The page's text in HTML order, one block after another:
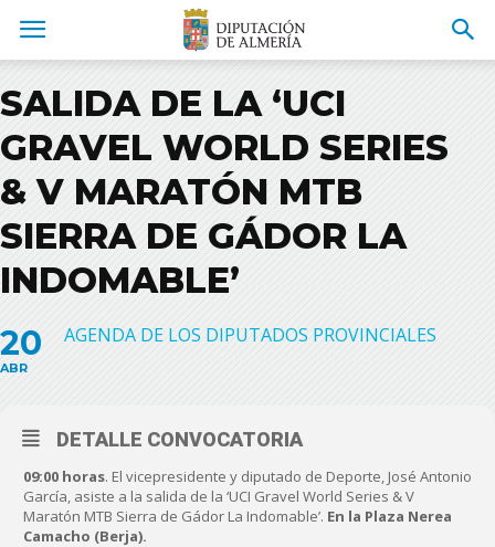
SALIDA DE LA ‘UCI
GRAVEL WORLD SERIES
& V MARATÓN MTB
SIERRA DE GÁDOR LA
INDOMABLE’
20
ABR
AGENDA DE LOS DIPUTADOS PROVINCIALES
DETALLE CONVOCATORIA
09:00 horas. El vicepresidente y diputado de Deporte, José Antonio
García, asiste a la salida de la ‘UCI Gravel World Series & V
Maratón MTB Sierra de Gádor La Indomable’. En la Plaza Nerea
Camacho (Berja).